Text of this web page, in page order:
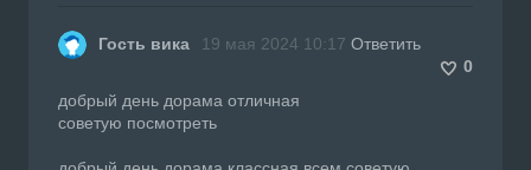
Гость вика 19 мая 2024 10:17 Ответить
0
добрый день дорама отличная
советую посмотреть